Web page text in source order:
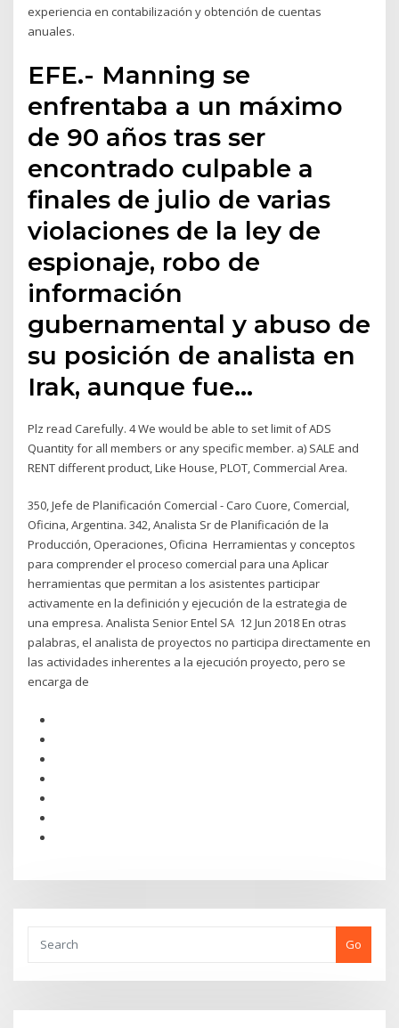
experiencia en contabilización y obtención de cuentas
anuales.
EFE.- Manning se
enfrentaba a un máximo
de 90 años tras ser
encontrado culpable a
finales de julio de varias
violaciones de la ley de
espionaje, robo de
información
gubernamental y abuso de
su posición de analista en
Irak, aunque fue…
Plz read Carefully. 4 We would be able to set limit of ADS
Quantity for all members or any specific member. a) SALE and
RENT different product, Like House, PLOT, Commercial Area.
350, Jefe de Planificación Comercial - Caro Cuore, Comercial,
Oficina, Argentina. 342, Analista Sr de Planificación de la
Producción, Operaciones, Oficina Herramientas y conceptos
para comprender el proceso comercial para una Aplicar
herramientas que permitan a los asistentes participar
activamente en la definición y ejecución de la estrategia de
una empresa. Analista Senior Entel SA 12 Jun 2018 En otras
palabras, el analista de proyectos no participa directamente en
las actividades inherentes a la ejecución proyecto, pero se
encarga de
Go